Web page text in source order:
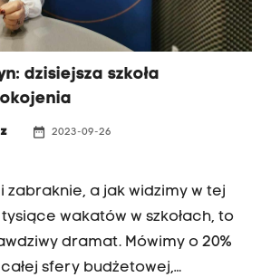
dzisiejsza szkoła
date_range 2023-09-26
zabraknie, a jak widzimy w tej
wakatów w szkołach, to
dramat. Mówimy o 20%
sfery budżetowej,